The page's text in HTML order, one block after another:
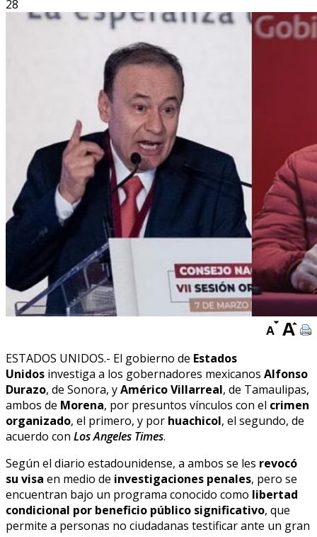
28
ESTADOS UNIDOS.- El gobierno de Estados
Unidos investiga a los gobernadores mexicanos Alfonso
Durazo, de Sonora, yAmérico Villarreal, de Tamaulipas,
ambos de Morena, por presuntos vínculos con el crimen
organizado, el primero, y por huachicol, el segundo, de
acuerdo con Los Angeles Times.
Según el diario estadounidense, a ambos se les revocó
su visa en medio de investigaciones penales, pero se
encuentran bajo un programa conocido como libertad
condicional por beneficio público significativo, que
permite a personas no ciudadanas testificar ante un gran